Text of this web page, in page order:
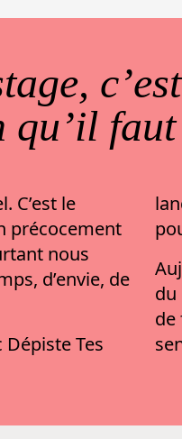
qu’il
C’est le
précocement
nous
d’envie, de
Tes
du
de